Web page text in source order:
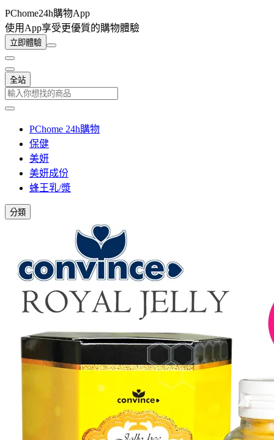
PChome24h購物App
使用App享受更優質的購物體驗
立即體驗
全站
PChome 24h購物
保健
美妍
美妍成份
蜂王乳/漿
分類